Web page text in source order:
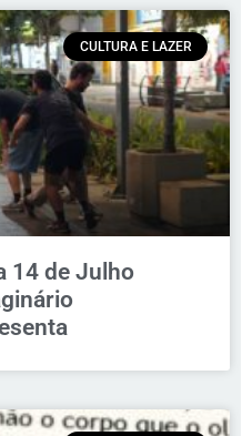
CULTURA E LAZER
14 de Julho